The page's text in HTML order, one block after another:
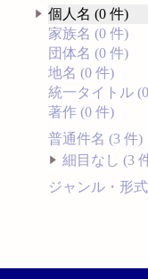
個人名 (0 件)
家族名 (0 件)
団体名 (0 件)
地名 (0 件)
統一タイトル
著作 (0 件)
普通件名 (3 件)
細目なし (3
ジャンル・形